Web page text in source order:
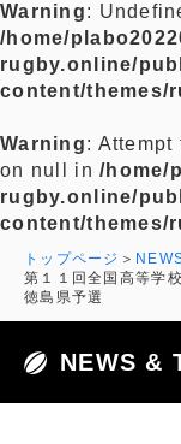
Warning:
/home/
rugby.online/
content/themes/
Warning: Attempt
on null in/home/
rugby.online/
content/themes/
トップページ
第１１回全国高等学
徳島県予選
NEWS &